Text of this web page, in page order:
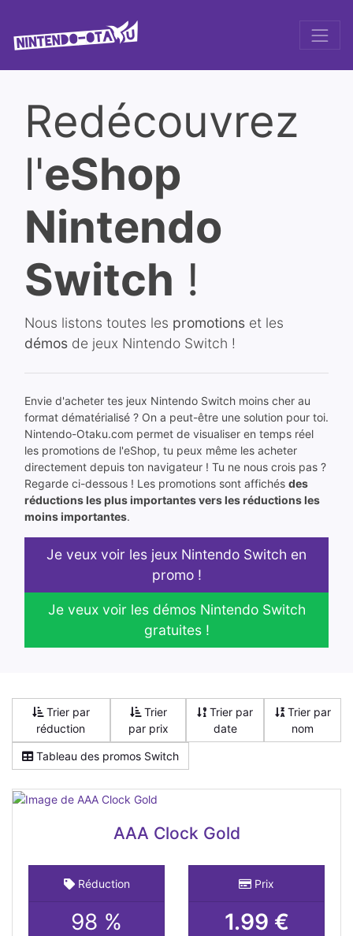
Redécouvrez
l'eShop
Nintendo
Switch !
Nous listons toutes les promotions et les
démos de jeux Nintendo Switch !
Envie d'acheter tes jeux Nintendo Switch moins cher au
format dématérialisé ? On a peut-être une solution pour toi.
Nintendo-Otaku.com permet de visualiser en temps réel
les promotions de l'eShop, tu peux même les acheter
directement depuis ton navigateur ! Tu ne nous crois pas ?
Regarde ci-dessous ! Les promotions sont affichés des
réductions les plus importantes vers les réductions les
moins importantes.
Je veux voir les jeux Nintendo Switch en
promo !
Je veux voir les démos Nintendo Switch
gratuites !
Trier par
réduction
Trier
par prix
Trier par
date
Trier par
nom
Tableau des promos Switch
AAA Clock Gold
Réduction
98 %
Prix
1.99 €